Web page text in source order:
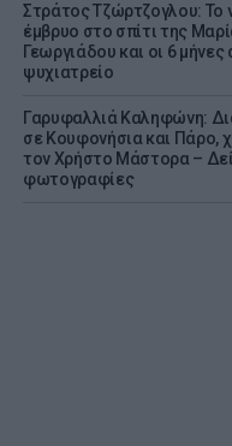
Στράτος Τζώρτζογλου: Το
έμβρυο στο σπίτι της
Γεωργιάδου και οι 6 μήνες
ψυχιατρείο
Γαρυφαλλιά Καληφώνη:
σε Κουφονήσια και Πάρο,
τον Χρήστο Μάστορα –
φωτογραφίες